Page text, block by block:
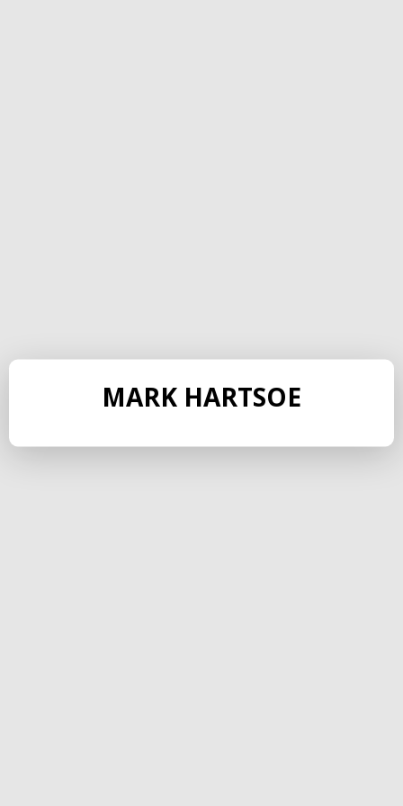
MARK HARTSOE